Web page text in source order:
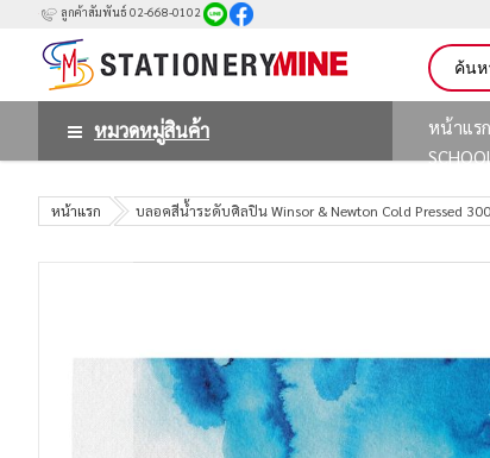
ลูกค้าสัมพันธ์ 02-668-0102
หมวดหมู่สินค้า หน้าแรก
หน้าแรก บลอคสีน้ำระดับศิลปิน Winsor & Newton Cold Pressed